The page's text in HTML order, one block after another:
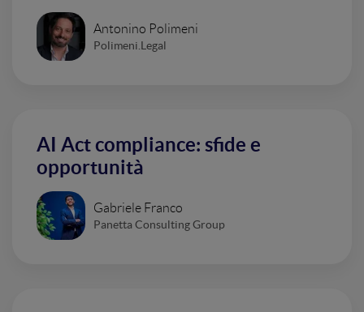
Antonino Polimeni
Polimeni.Legal
AI Act compliance: sfide e
opportunità
Gabriele Franco
Panetta Consulting Group